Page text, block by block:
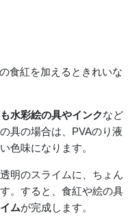
食紅を加えるときれいな
水彩絵の具やインクなど
具の場合は、PVAのり液
色味になります。
透明のスライムに、ちょん
。すると、食紅や絵の具
ムが完成します。